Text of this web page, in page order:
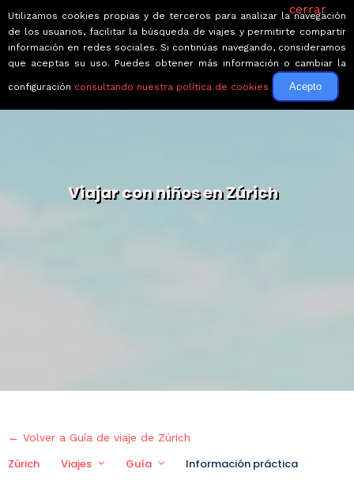
Viajar con niños en Zúrich
← Volver a Guía de viaje de Zúrich
Zúrich Viajes Guía Información práctica
cerrar
Utilizamos cookies propias y de terceros para analizar la navegación
de los usuarios, facilitar la búsqueda de viajes y permitirte compartir
información en redes sociales. Si continúas navegando, consideramos
que aceptas su uso. Puedes obtener más información o cambiar la
configuración consultando nuestra política de cookies Acepto